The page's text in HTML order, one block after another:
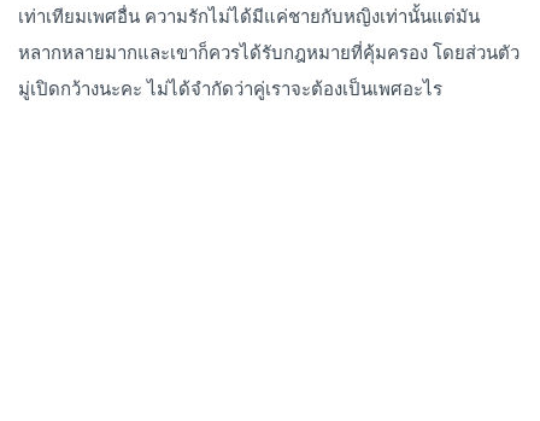
เท่าเทียมเพศอื่น ความรักไม่ได้มีแค่ชายกับหญิงเท่านั้นแต่มัน
หลากหลายมากและเขาก็ควรได้รับกฎหมายที่คุ้มครอง โดยส่วนตัว
มู่เปิดกว้างนะคะ ไม่ได้จำกัดว่าคู่เราจะต้องเป็นเพศอะไร